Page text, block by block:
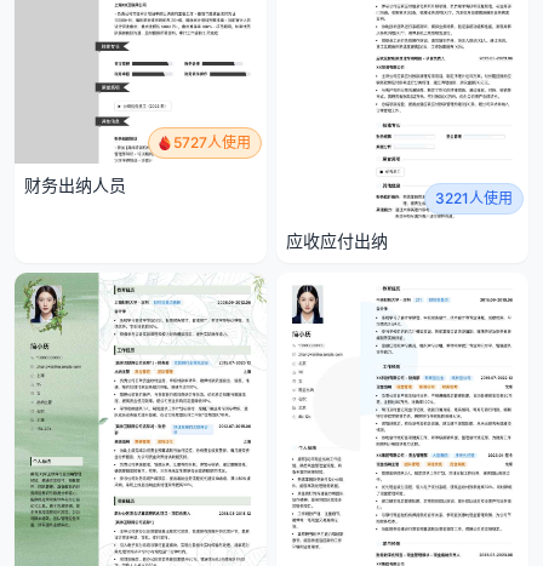
5727人使用
财务出纳人员
3221人使用
应收应付出纳